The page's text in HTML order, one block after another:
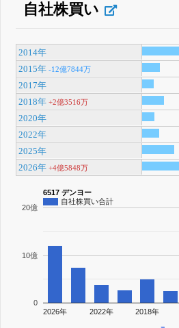
自社株買い
2014年
2015年 -12億7844万
2017年
2018年 +2億3516万
2020年
2022年
2025年
2026年 +4億5848万
6517 デンヨー
自社株買い合計
2026年 2022年 2018年
0
10億
20億